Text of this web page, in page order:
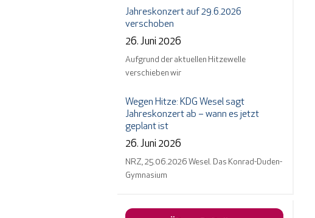
Jahreskonzert auf 29.6.2026
verschoben
26. Juni 2026
Aufgrund der aktuellen Hitzewelle
verschieben wir
Wegen Hitze: KDG Wesel sagt
Jahreskonzert ab – wann es jetzt
geplant ist
26. Juni 2026
NRZ, 25.06.2026 Wesel. Das Konrad-Duden-
Gymnasium